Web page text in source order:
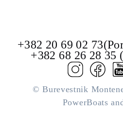
© Burevestnik
PowerBoats
+382 20 69 02
+382 68 26 28 35